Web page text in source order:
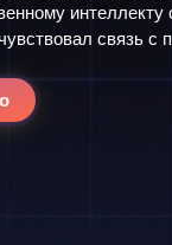
интеллекту
связь с